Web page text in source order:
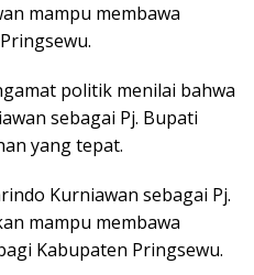
mampu membawa
politik menilai bahwa
sebagai Pj. Bupati
yang tepat.
Kurniawan sebagai Pj.
mampu membawa
Kabupaten Pringsewu.